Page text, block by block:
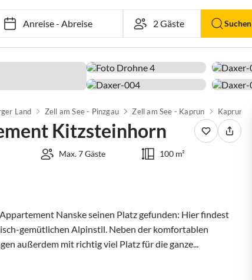
Anreise-Abreise Suchen
Land Zell am See - Pinzgau Zell am See - Kaprun Kaprun
Kitzsteinhorn
Max. 7 Gäste 100 m²
Nanske seinen Platz gefunden: Hier findest
gemütlichen Alpinstil. Neben der komfortablen
außerdem mit richtig viel Platz für die ganze...